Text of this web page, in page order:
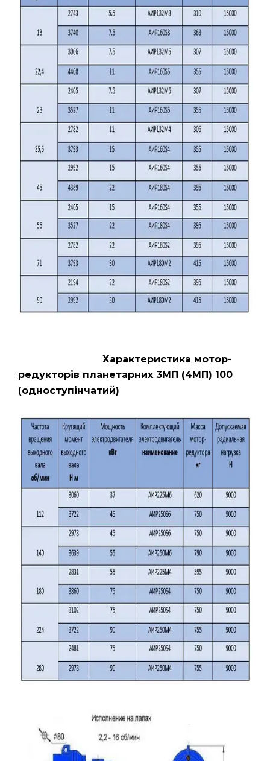
Характеристика мотор-
редукторів планетарних 3МП (4МП) 100
(одноступінчатий)